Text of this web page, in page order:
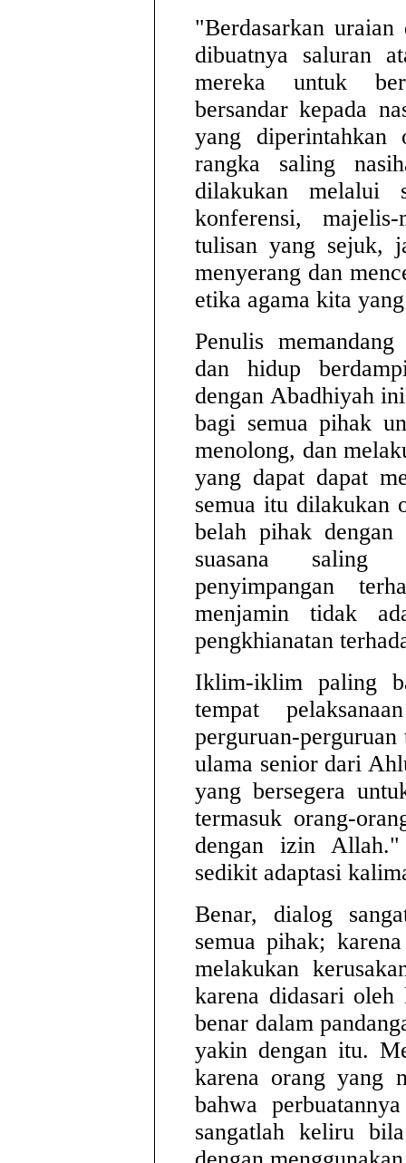
"Berdasarkan
dibuatnya saluran
mereka untuk
bersandar kepada
yang
rangka saling
dilakukan melalui
konferensi,
tulisan yang sejuk,
menyerang dan
etika agama kita
Penulis
dan hidup
dengan Abadhiyah
bagi semua pihak
menolong, dan
yang dapat dapat
semua itu dilakukan
belah pihak dengan
suasana saling
penyimpangan
menjamin tidak
pengkhianatan
Iklim-iklim paling
tempat
perguruan-
ulama senior dari
yang bersegera
termasuk orang-
dengan izin
sedikit adaptasi
Benar, dialog
semua pihak;
melakukan
karena didasari
benar dalam
yakin dengan itu.
karena orang yang
bahwa
sangatlah keliru